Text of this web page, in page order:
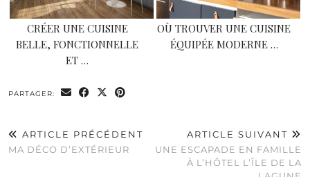
CRÉER UNE CUISINE
BELLE, FONCTIONNELLE
ET …
OÙ TROUVER UNE CUISINE
ÉQUIPÉE MODERNE …
PARTAGER:
ARTICLE PRÉCÉDENT
MA DÉCO D’EXTÉRIEUR
ARTICLE SUIVANT
UNE ESCAPADE EN FAMILLE
À L’HÔTEL L’ÎLE DE LA